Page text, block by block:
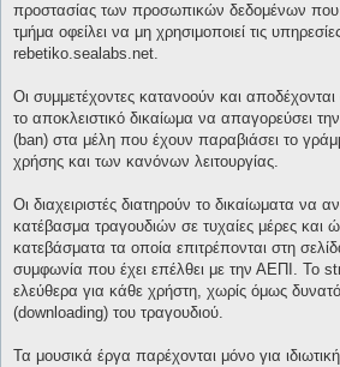
προστασίας των προσωπικών δεδομένων
τμήμα οφείλει να μη χρησιμοποιεί τις
rebetiko.sealabs.net.
Οι συμμετέχοντες κατανοούν και αποδέχονται
το αποκλειστικό δικαίωμα να απαγορεύσει
(ban) στα μέλη που έχουν παραβιάσει το
χρήσης και των κανόνων λειτουργίας.
Οι διαχειριστές διατηρούν το δικαίωματα να
κατέβασμα τραγουδιών σε τυχαίες μέρες και
κατεβάσματα τα οποία επιτρέπονται στη
συμφωνία που έχει επέλθει με την ΑΕΠΙ. Το
ελεύθερα για κάθε χρήστη, χωρίς όμως
(downloading) του τραγουδιού.
Τα μουσικά έργα παρέχονται μόνο για